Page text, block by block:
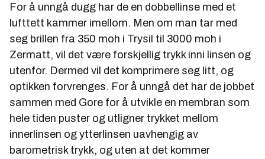
For å unngå dugg har de en dobbellinse med et
lufttett kammer imellom. Men om man tar med
seg brillen fra 350 moh i Trysil til 3000 moh i
Zermatt, vil det være forskjellig trykk inni linsen og
utenfor. Dermed vil det komprimere seg litt, og
optikken forvrenges. For å unngå det har de jobbet
sammen med Gore for å utvikle en membran som
hele tiden puster og utligner trykket mellom
innerlinsen og ytterlinsen uavhengig av
barometrisk trykk, og uten at det kommer